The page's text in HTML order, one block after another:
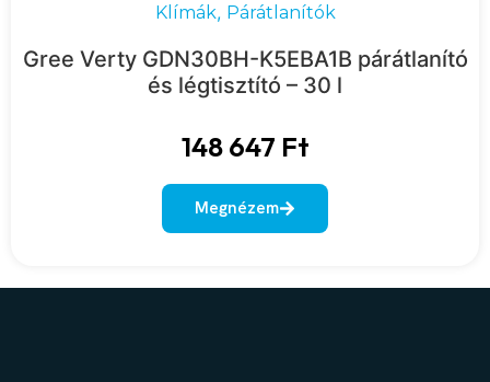
Klímák, Párátlanítók
Gree Verty GDN30BH-K5EBA1B párátlanító
és légtisztító – 30 l
148 647 Ft
Megnézem